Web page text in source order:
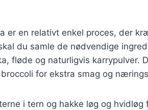
er en relativt enkel proces, der
du samle de nødvendige
fløde og naturligvis karrypulver.
for ekstra smag og
i tern og hakke løg og hvidløg